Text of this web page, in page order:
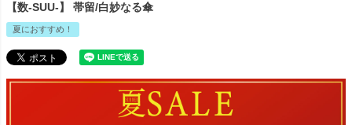
【数-SUU-】 帯留/白妙なる傘
夏におすすめ！